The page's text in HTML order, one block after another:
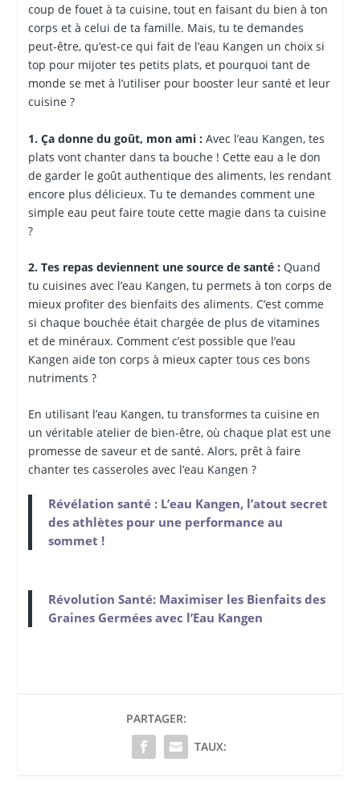
coup de fouet à ta cuisine, tout en faisant du bien à ton
corps et à celui de ta famille. Mais, tu te demandes
peut-être, qu’est-ce qui fait de l’eau Kangen un choix si
top pour mijoter tes petits plats, et pourquoi tant de
monde se met à l’utiliser pour booster leur santé et leur
cuisine ?
1. Ça donne du goût, mon ami :Avec l’eau Kangen, tes
plats vont chanter dans ta bouche ! Cette eau a le don
de garder le goût authentique des aliments, les rendant
encore plus délicieux. Tu te demandes comment une
simple eau peut faire toute cette magie dans ta cuisine
?
2. Tes repas deviennent une source de santé :Quand
tu cuisines avec l’eau Kangen, tu permets à ton corps de
mieux profiter des bienfaits des aliments. C’est comme
si chaque bouchée était chargée de plus de vitamines
et de minéraux. Comment c’est possible que l’eau
Kangen aide ton corps à mieux capter tous ces bons
nutriments ?
En utilisant l’eau Kangen, tu transformes ta cuisine en
un véritable atelier de bien-être, où chaque plat est une
promesse de saveur et de santé. Alors, prêt à faire
chanter tes casseroles avec l’eau Kangen ?
Révélation santé : L’eau Kangen, l’atout secret
des athlètes pour une performance au
sommet !
Révolution Santé: Maximiser les Bienfaits des
Graines Germées avec l’Eau Kangen
PARTAGER:
TAUX: